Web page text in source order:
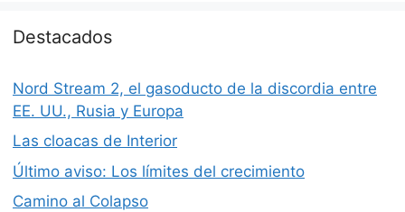
Destacados
Nord Stream 2, el gasoducto de la discordia entre
EE. UU., Rusia y Europa
Las cloacas de Interior
Último aviso: Los límites del crecimiento
Camino al Colapso